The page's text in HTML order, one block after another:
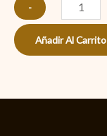
-
Añadir Al Carrito